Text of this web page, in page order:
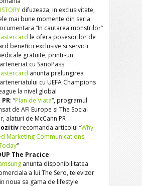
difuzeaza, in exclusivitate,
mai bune momente din seria
“In cautarea monstrilor”
le ofera posesorilor de
beneficii exclusive si servicii
gratuite, printr-un
cu SanoPass
anunta prelungirea
cu UEFA Champions
la nivel global
: “Plan de Viata“, programul
de AFI Europe si The Social
alaturi de McCann PR
recomanda articolul “Why
Marketing Communications
“
The Pracice:
anunta disponibilitatea
a lui The Sero, televizor
noua sa gama de lifestyle